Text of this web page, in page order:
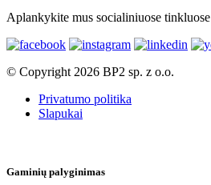
Aplankykite mus socialiniuose tinkluose
© Copyright 2026 BP2 sp. z o.o.
Privatumo politika
Slapukai
Gaminių palyginimas